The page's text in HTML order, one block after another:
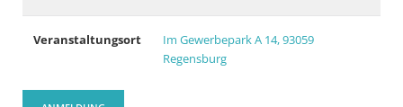
Veranstaltungsort
Im Gewerbepark A 14, 93059
Regensburg